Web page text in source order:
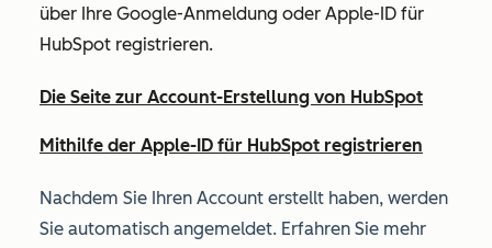
über Ihre Google-Anmeldung oder Apple-ID für
HubSpot registrieren.
Die Seite zur Account-Erstellung von HubSpot
Mithilfe der Apple-ID für HubSpot registrieren
Nachdem Sie Ihren Account erstellt haben, werden
Sie automatisch angemeldet. Erfahren Sie mehr